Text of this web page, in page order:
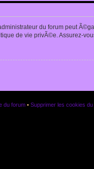
du forum peut
de vie privÃ©e. Assurez-
du forum • Supprimer les cookies